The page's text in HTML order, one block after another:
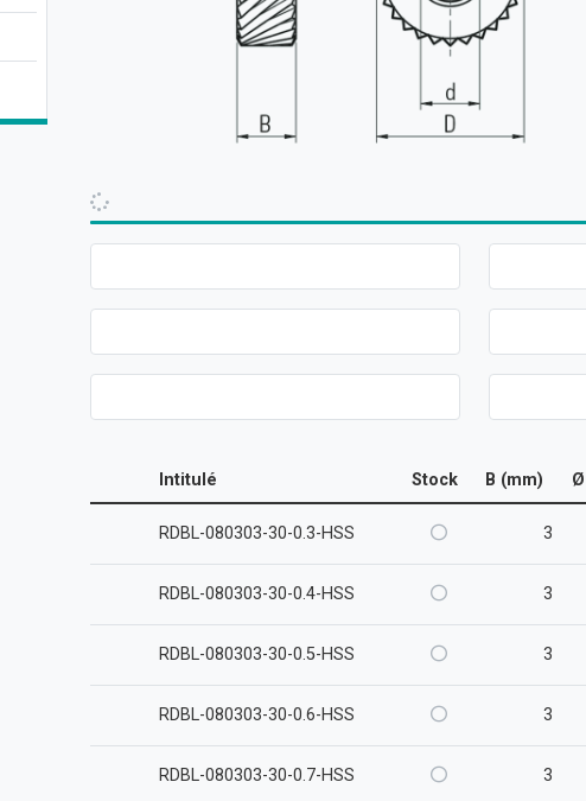
Intitulé Stock B (mm)
RDBL-080303-30-0.3-HSS 3
RDBL-080303-30-0.4-HSS 3
RDBL-080303-30-0.5-HSS 3
RDBL-080303-30-0.6-HSS 3
RDBL-080303-30-0.7-HSS 3